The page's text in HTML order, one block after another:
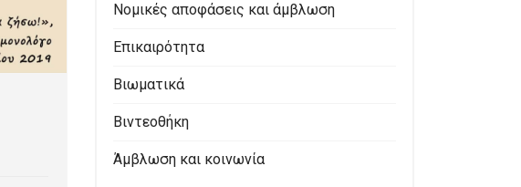
Νομικές αποφάσεις και άμβλωση
Επικαιρότητα
Βιωματικά
Βιντεοθήκη
Άμβλωση και κοινωνία